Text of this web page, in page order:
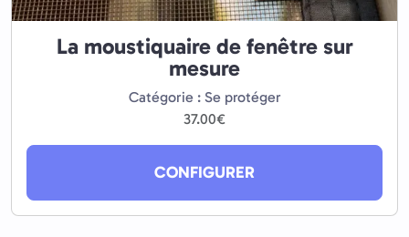
La moustiquaire de fenêtre sur
mesure
Catégorie : Se protéger
37.00€
CONFIGURER